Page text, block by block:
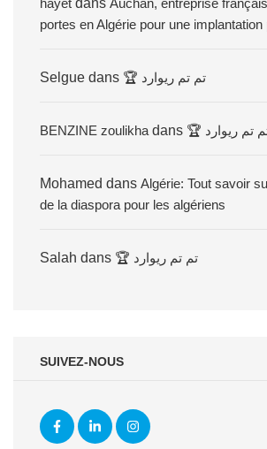
portes en Algérie pour une
Selgue dans 🏆 تم تم ريوارد
BENZINE zoulikha dans تم تم ريوارد
Mohamed dans Algérie: Tout savoir
de la diaspora pour les algériens
Salah dans 🏆 تم تم ريوارد
SUIVEZ-NOUS